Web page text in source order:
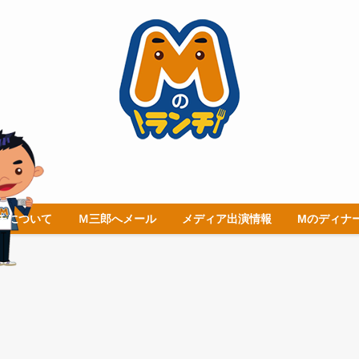
について Ｍ三郎へメール メディア出演情報 Mのディナ